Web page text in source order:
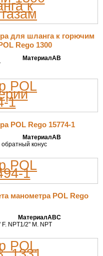
для шланга к горючим
Rego 1300
МатериалАВ
POL Rego 15774-1
МатериалАВ
обратный конус
манометра POL Rego
МатериалАВС
F. NPT1/2" M. NPT